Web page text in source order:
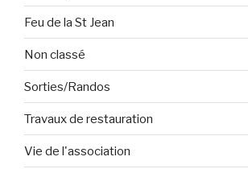
Feu de la St Jean
Non classé
Sorties/Randos
Travaux de restauration
Vie de l'association